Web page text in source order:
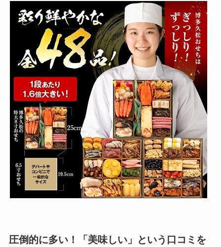
圧倒的に多い！「美味しい」という口コミを